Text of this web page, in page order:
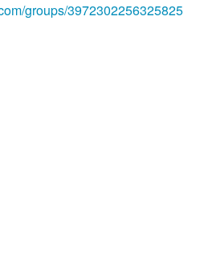
groups/3972302256325825